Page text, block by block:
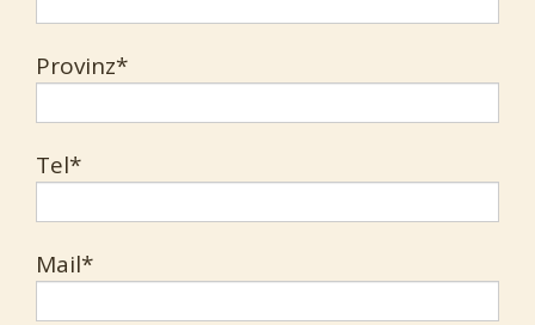
Provinz*
Tel*
Mail*